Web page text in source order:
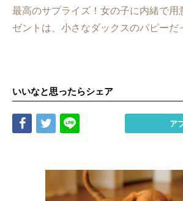
最高のサプライズ！女の子に内緒で用
ゼントは、小さなダックスのパピーだ
いいなと思ったらシェア
Share Tweet ア